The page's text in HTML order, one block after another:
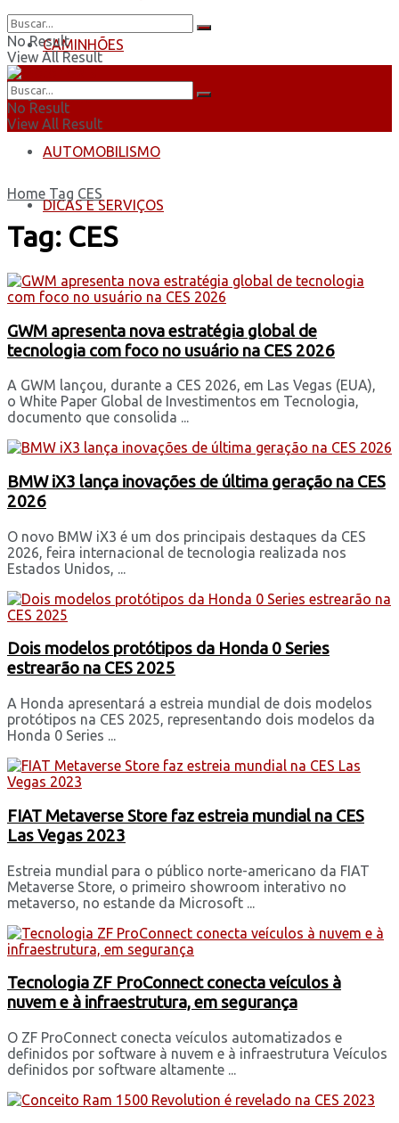
CAMINHÕES
ÔNIBUS
AUTOMOBILISMO
DICAS E SERVIÇOS
No Result
View All Result
No Result
View All Result
Home Tag CES
Tag: CES
GWM apresenta nova estratégia global de
tecnologia com foco no usuário na CES 2026
A GWM lançou, durante a CES 2026, em Las Vegas (EUA),
o White Paper Global de Investimentos em Tecnologia,
documento que consolida ...
BMW iX3 lança inovações de última geração na CES
2026
O novo BMW iX3 é um dos principais destaques da CES
2026, feira internacional de tecnologia realizada nos
Estados Unidos, ...
Dois modelos protótipos da Honda 0 Series
estrearão na CES 2025
A Honda apresentará a estreia mundial de dois modelos
protótipos na CES 2025, representando dois modelos da
Honda 0 Series ...
FIAT Metaverse Store faz estreia mundial na CES
Las Vegas 2023
Estreia mundial para o público norte-americano da FIAT
Metaverse Store, o primeiro showroom interativo no
metaverso, no estande da Microsoft ...
Tecnologia ZF ProConnect conecta veículos à
nuvem e à infraestrutura, em segurança
O ZF ProConnect conecta veículos automatizados e
definidos por software à nuvem e à infraestrutura Veículos
definidos por software altamente ...